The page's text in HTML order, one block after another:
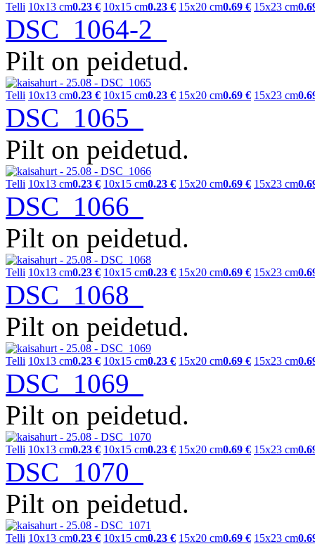
Telli 10x13 cm0.23 € 10x15 cm0.23 € 15x20 cm0.69 € 15x23 cm
DSC_1064-2
Pilt on peidetud.
Telli 10x13 cm0.23 € 10x15 cm0.23 € 15x20 cm0.69 € 15x23 cm
DSC_1065
Pilt on peidetud.
Telli 10x13 cm0.23 € 10x15 cm0.23 € 15x20 cm0.69 € 15x23 cm
DSC_1066
Pilt on peidetud.
Telli 10x13 cm0.23 € 10x15 cm0.23 € 15x20 cm0.69 € 15x23 cm
DSC_1068
Pilt on peidetud.
Telli 10x13 cm0.23 € 10x15 cm0.23 € 15x20 cm0.69 € 15x23 cm
DSC_1069
Pilt on peidetud.
Telli 10x13 cm0.23 € 10x15 cm0.23 € 15x20 cm0.69 € 15x23 cm
DSC_1070
Pilt on peidetud.
Telli 10x13 cm0.23 € 10x15 cm0.23 € 15x20 cm0.69 € 15x23 cm